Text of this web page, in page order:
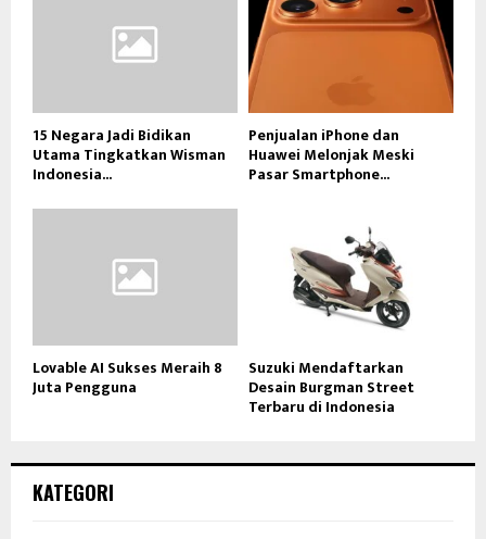
15 Negara Jadi Bidikan
Utama Tingkatkan Wisman
Indonesia...
Penjualan iPhone dan
Huawei Melonjak Meski
Pasar Smartphone...
Lovable AI Sukses Meraih 8
Juta Pengguna
Suzuki Mendaftarkan
Desain Burgman Street
Terbaru di Indonesia
KATEGORI